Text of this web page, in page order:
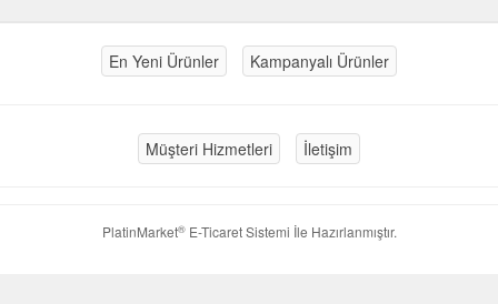
En Yeni Ürünler Kampanyalı Ürünler
Müşteri Hizmetleri İletişim
PlatinMarket®E-Ticaret Sistemi İle Hazırlanmıştır.